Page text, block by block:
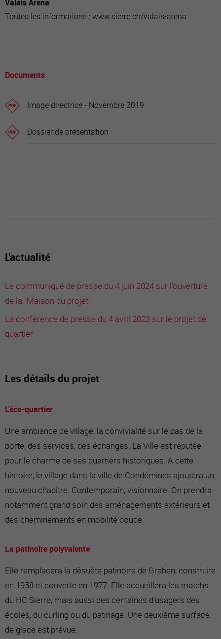
Valais Arena
Toutes les informations : www.sierre.ch/valais-arena
Documents
Image directrice - Novembre 2019
Dossier de présentation
L'actualité
Le communiqué de presse du 4 juin 2024 sur l'ouverture
de la "Maison du projet"
La conférence de presse du 4 avril 2023 sur le projet de
quartier
Les détails du projet
L'éco-quartier
Une ambiance de village, la convivialité sur le pas de la
porte, des services, des échanges. La Ville est réputée
pour le charme de ses quartiers historiques. A cette
histoire, le village dans la ville de Condémines ajoutera un
nouveau chapitre. Contemporain, visionnaire. On prendra
notamment grand soin des aménagements extérieurs et
des cheminements en mobilité douce.
La patinoire polyvalente
Elle remplacera la désuète patinoire de Graben, construite
en 1958 et couverte en 1977. Elle accueillera les matchs
du HC Sierre, mais aussi des centaines d'usagers des
écoles, du curling ou du patinage. Une deuxième surface
de glace est prévue.